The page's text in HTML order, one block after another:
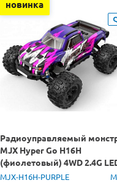
новинка
Радиоуправляемый
MJX Hyper Go H16H
(фиолетовый) 4WD 2.4G
GPS 1/16 RTR
MJX-H16H-PURPLE